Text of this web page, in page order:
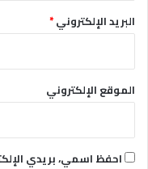
البريد الإلكتروني*
الموقع الإلكتروني
احفظ اسمي، بريدي